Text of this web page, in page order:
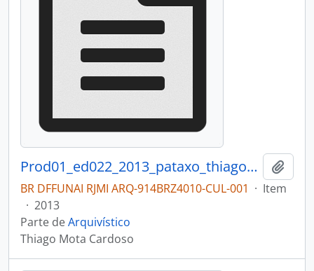
Prod01_ed022_2013_pataxo_thiago_cardoso_museu
BR DFFUNAI RJMI ARQ-914BRZ4010-CUL-001 · Item
· 2013
Parte deArquivístico
Thiago Mota Cardoso